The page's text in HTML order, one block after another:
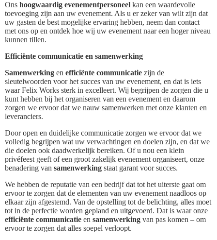
Ons hoogwaardig evenementpersoneel kan een waardevolle
toevoeging zijn aan uw evenement. Als u er zeker van wilt zijn dat
uw gasten de best mogelijke ervaring hebben, neem dan contact
met ons op en ontdek hoe wij uw evenement naar een hoger niveau
kunnen tillen.
Efficiënte communicatie en samenwerking
Samenwerking en efficiënte communicatie zijn de
sleutelwoorden voor het succes van uw evenement, en dat is iets
waar Felix Works sterk in excelleert. Wij begrijpen de zorgen die u
kunt hebben bij het organiseren van een evenement en daarom
zorgen we ervoor dat we nauw samenwerken met onze klanten en
leveranciers.
Door open en duidelijke communicatie zorgen we ervoor dat we
volledig begrijpen wat uw verwachtingen en doelen zijn, en dat we
die doelen ook daadwerkelijk bereiken. Of u nou een klein
privéfeest geeft of een groot zakelijk evenement organiseert, onze
benadering van samenwerking staat garant voor succes.
We hebben de reputatie van een bedrijf dat tot het uiterste gaat om
ervoor te zorgen dat de elementen van uw evenement naadloos op
elkaar zijn afgestemd. Van de opstelling tot de belichting, alles moet
tot in de perfectie worden gepland en uitgevoerd. Dat is waar onze
efficiënte communicatie en samenwerking van pas komen – om
ervoor te zorgen dat alles soepel verloopt.